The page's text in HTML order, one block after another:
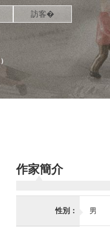
）
訪客�
作家簡介
性別： 男